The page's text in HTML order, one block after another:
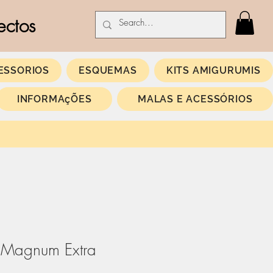
ESQUEMAS KITS AMIGURUMIS
INFORMAçÕES MALAS E ACESSÓRIOS
Extra